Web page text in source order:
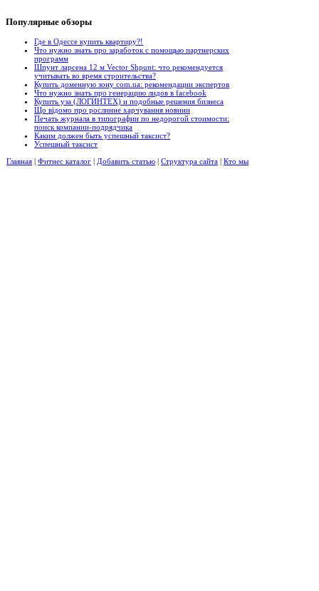
Популярные обзоры
Где в Одессе купить квартиру?!
Что нужно знать про заработок с помощью партнерских
программ
Шпунт ларсена 12 м Vector Shpunt: что рекомендуется
учитывать во время строительства?
Купить доменную зону com.ua: рекомендации экспертов
Что нужно знать про генерацию лидов в facebook
Купить уза (ЛОГИНТЕХ) и подобные решения бизнеса
Що відомо про рослинне харчування новини
Печать журнала в типографии по недорогой стоимости:
поиск компании-подрядчика
Каким должен быть успешный таксист?
Успешный таксист
Главная | Фитнес каталог | Добавить статью | Структура сайта | Кто мы